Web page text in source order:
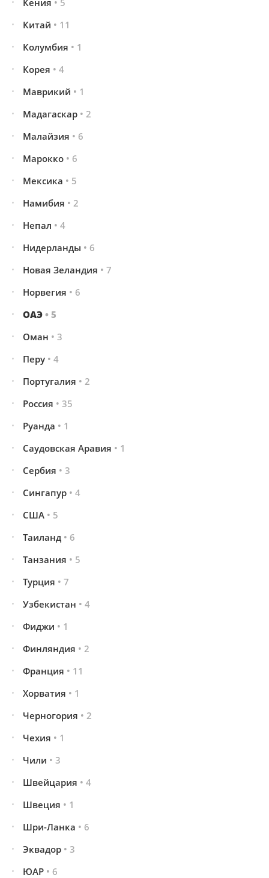
Кения • 5
Китай • 11
Колумбия • 1
Корея • 4
Маврикий • 1
Мадагаскар • 2
Малайзия • 6
Марокко • 6
Мексика • 5
Намибия • 2
Непал • 4
Нидерланды • 6
Новая Зеландия • 7
Норвегия • 6
ОАЭ • 5
Оман • 3
Перу • 4
Португалия • 2
Россия • 35
Руанда • 1
Саудовская Аравия • 1
Сербия • 3
Сингапур • 4
США • 5
Таиланд • 6
Танзания • 5
Турция • 7
Узбекистан • 4
Фиджи • 1
Финляндия • 2
Франция • 11
Хорватия • 1
Черногория • 2
Чехия • 1
Чили • 3
Швейцария • 4
Швеция • 1
Шри-Ланка • 6
Эквадор • 3
ЮАР • 6